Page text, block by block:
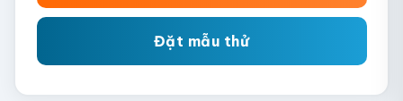
Đặt mẫu thử